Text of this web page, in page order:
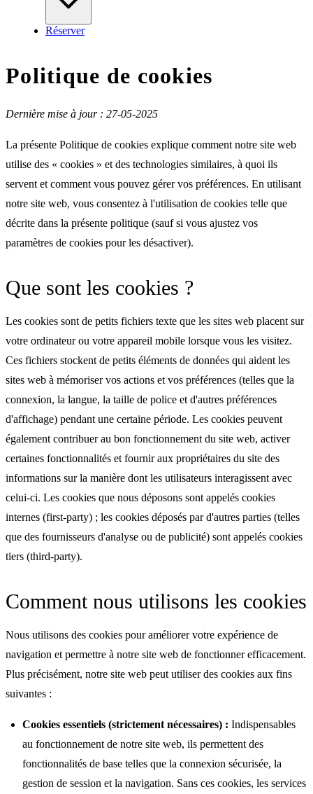
Réserver
Politique de cookies
Dernière mise à jour : 27-05-2025
La présente Politique de cookies explique comment notre site web
utilise des « cookies » et des technologies similaires, à quoi ils
servent et comment vous pouvez gérer vos préférences. En utilisant
notre site web, vous consentez à l'utilisation de cookies telle que
décrite dans la présente politique (sauf si vous ajustez vos
paramètres de cookies pour les désactiver).
Que sont les cookies ?
Les cookies sont de petits fichiers texte que les sites web placent sur
votre ordinateur ou votre appareil mobile lorsque vous les visitez.
Ces fichiers stockent de petits éléments de données qui aident les
sites web à mémoriser vos actions et vos préférences (telles que la
connexion, la langue, la taille de police et d'autres préférences
d'affichage) pendant une certaine période. Les cookies peuvent
également contribuer au bon fonctionnement du site web, activer
certaines fonctionnalités et fournir aux propriétaires du site des
informations sur la manière dont les utilisateurs interagissent avec
celui-ci. Les cookies que nous déposons sont appelés cookies
internes (first-party) ; les cookies déposés par d'autres parties (telles
que des fournisseurs d'analyse ou de publicité) sont appelés cookies
tiers (third-party).
Comment nous utilisons les cookies
Nous utilisons des cookies pour améliorer votre expérience de
navigation et permettre à notre site web de fonctionner efficacement.
Plus précisément, notre site web peut utiliser des cookies aux fins
suivantes :
Cookies essentiels (strictement nécessaires) : Indispensables
au fonctionnement de notre site web, ils permettent des
fonctionnalités de base telles que la connexion sécurisée, la
gestion de session et la navigation. Sans ces cookies, les services